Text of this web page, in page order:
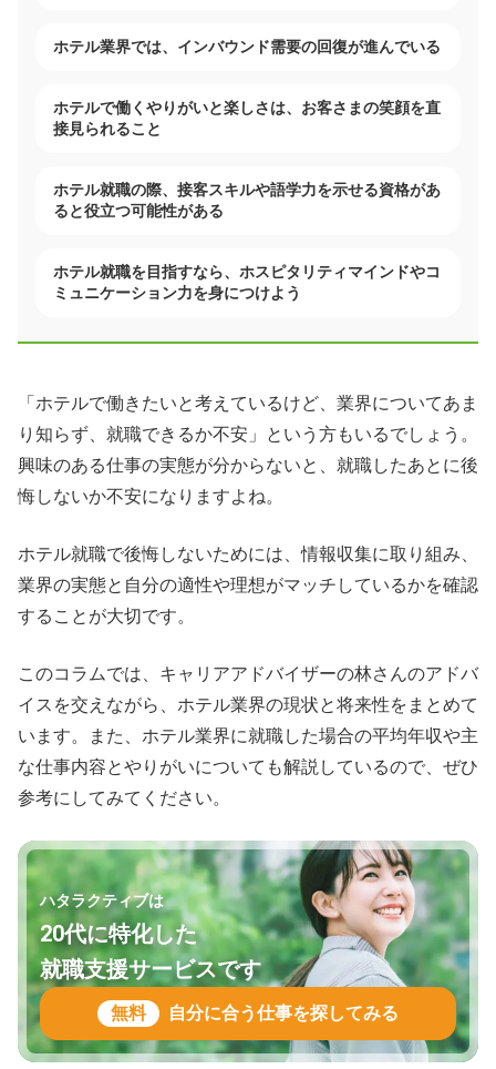
ホテル業界では、インバウンド需要の回復が進んでいる
ホテルで働くやりがいと楽しさは、お客さまの笑顔を直
接見られること
ホテル就職の際、接客スキルや語学力を示せる資格があ
ると役立つ可能性がある
ホテル就職を目指すなら、ホスピタリティマインドやコ
ミュニケーション力を身につけよう
「ホテルで働きたいと考えているけど、業界についてあま
り知らず、就職できるか不安」という方もいるでしょう。
興味のある仕事の実態が分からないと、就職したあとに後
悔しないか不安になりますよね。
ホテル就職で後悔しないためには、情報収集に取り組み、
業界の実態と自分の適性や理想がマッチしているかを確認
することが大切です。
このコラムでは、キャリアアドバイザーの林さんのアドバ
イスを交えながら、ホテル業界の現状と将来性をまとめて
います。また、ホテル業界に就職した場合の平均年収や主
な仕事内容とやりがいについても解説しているので、ぜひ
参考にしてみてください。
ハタラクティブは
20代に特化した
就職支援サービスです
無料 自分に合う仕事を探してみる